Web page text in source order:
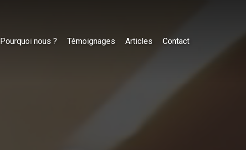
Pourquoi nous ? Témoignages Articles Contact